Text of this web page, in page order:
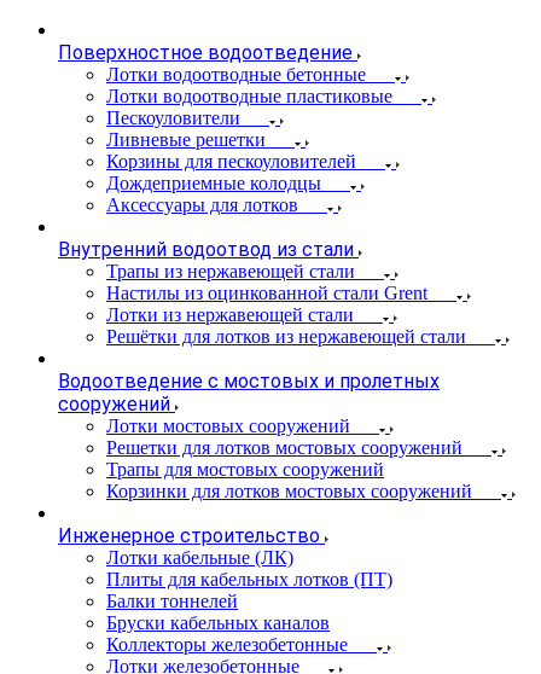
Поверхностное водоотведение
Лотки водоотводные бетонные
Лотки водоотводные пластиковые
Пескоуловители
Ливневые решетки
Корзины для пескоуловителей
Дождеприемные колодцы
Аксессуары для лотков
Внутренний водоотвод из стали
Трапы из нержавеющей стали
Настилы из оцинкованной стали Grent
Лотки из нержавеющей стали
Решётки для лотков из нержавеющей стали
Водоотведение с мостовых и пролетных
сооружений
Лотки мостовых сооружений
Решетки для лотков мостовых сооружений
Трапы для мостовых сооружений
Корзинки для лотков мостовых сооружений
Инженерное строительство
Лотки кабельные (ЛК)
Плиты для кабельных лотков (ПТ)
Балки тоннелей
Бруски кабельных каналов
Коллекторы железобетонные
Лотки железобетонные